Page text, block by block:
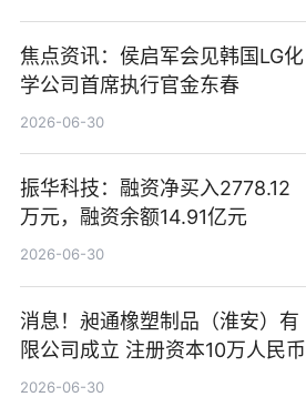
焦点资讯：侯启军会见韩国LG化
学公司首席执行官金东春
2026-06-30
振华科技：融资净买入2778.12
万元，融资余额14.91亿元
2026-06-30
消息！昶通橡塑制品（淮安）有
限公司成立 注册资本10万人民币
2026-06-30